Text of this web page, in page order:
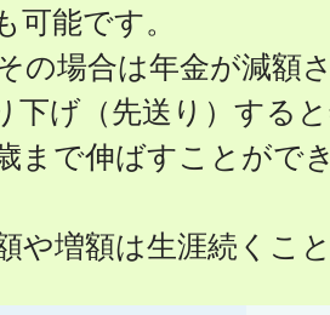
可能です。
の場合は年金が減額
下げ（先送り）する
まで伸ばすことがで
や増額は生涯続くこ